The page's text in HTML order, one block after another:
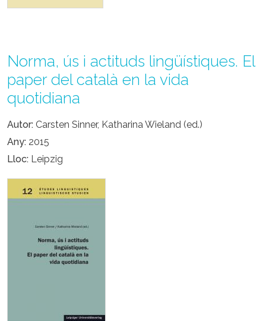
Norma, ús i actituds lingüístiques. El
paper del català en la vida
quotidiana
Autor Carsten Sinner, Katharina Wieland (ed.)
Any 2015
Lloc Leipzig